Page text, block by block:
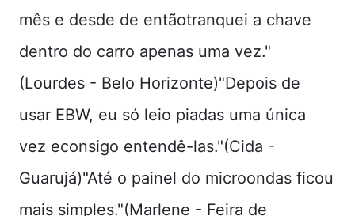
mês e desde de entãotranquei a chave
dentro do carro apenas uma vez."
(Lourdes - Belo Horizonte)"Depois de
usar EBW, eu só leio piadas uma única
vez econsigo entendê-las."(Cida -
Guarujá)"Até o painel do microondas ficou
mais simples."(Marlene - Feira de